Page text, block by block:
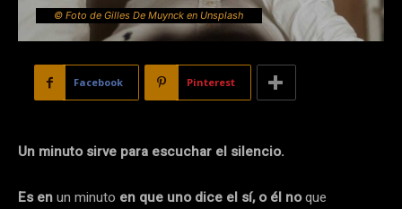
© Foto de Gilles De Muynck en Unsplash
Facebook Pinterest
Un minuto sirve para escuchar el silencio.
Es enun minuto en que uno dice el sí, o él noque